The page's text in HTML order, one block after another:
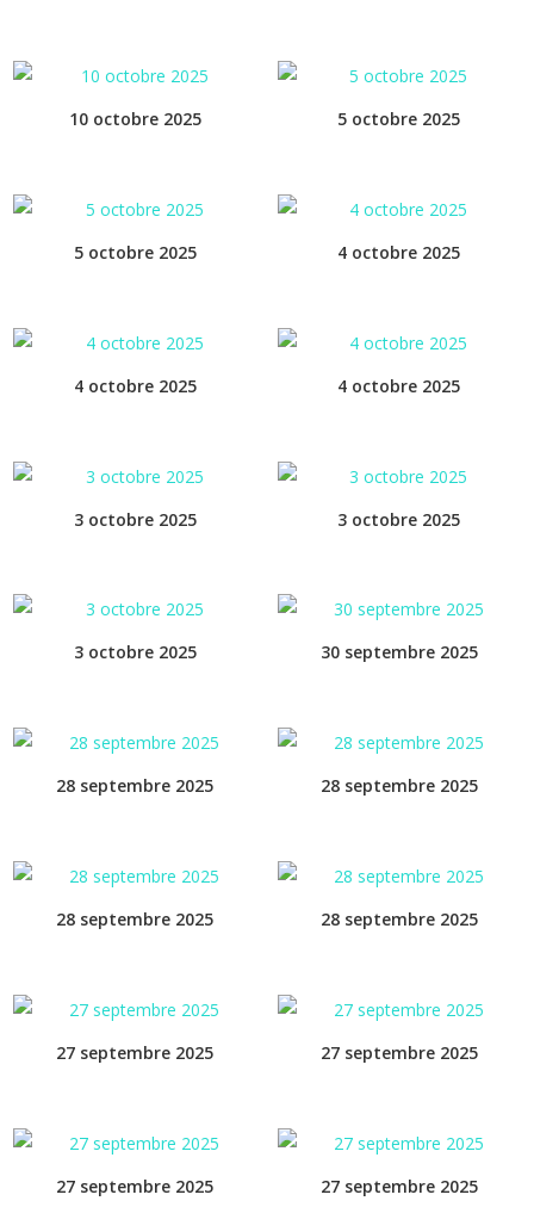
10 octobre 2025 5 octobre 2025
5 octobre 2025 4 octobre 2025
4 octobre 2025 4 octobre 2025
3 octobre 2025 3 octobre 2025
3 octobre 2025 30 septembre 2025
28 septembre 2025 28 septembre 2025
28 septembre 2025 28 septembre 2025
27 septembre 2025 27 septembre 2025
27 septembre 2025 27 septembre 2025